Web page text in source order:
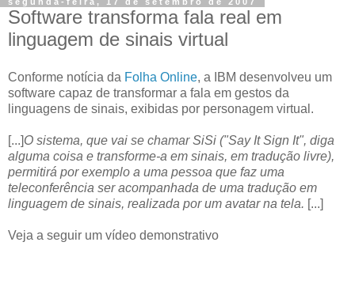
Software transforma fala real em
linguagem de sinais virtual
Conforme notícia da Folha Online, a IBM desenvolveu um
software capaz de transformar a fala em gestos da
linguagens de sinais, exibidas por personagem virtual.
[...]O sistema, que vai se chamar SiSi ("Say It Sign It", diga
alguma coisa e transforme-a em sinais, em tradução livre),
permitirá por exemplo a uma pessoa que faz uma
teleconferência ser acompanhada de uma tradução em
linguagem de sinais, realizada por um avatar na tela. [...]
Veja a seguir um vídeo demonstrativo